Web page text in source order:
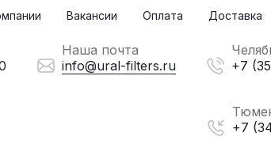
Вакансии Оплата Доставка
Наша почта
info@ural-filters.ru
+7
+7